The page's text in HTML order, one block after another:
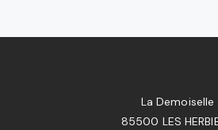
La Demoiselle
85500 LES